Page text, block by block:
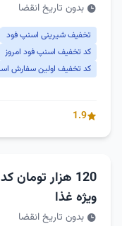
بدون تاریخ انقضا
تخفیف شیرینی اسنپ فود
کد تخفیف اسنپ فود امروز
کد تخفیف اولین سفارش
1.9
120 هزار
ویژه غذا
بدون تاریخ انقضا